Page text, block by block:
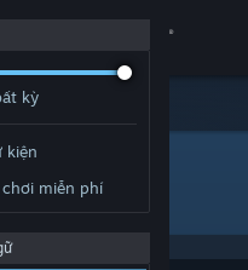
kỳ
kiện
miễn phí